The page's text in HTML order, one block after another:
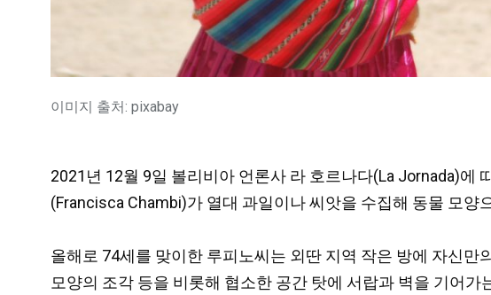
이미지 출처: pixabay
2021년 12월 9일 볼리비아 언론사 라 호르나다(La Jornada)에
(Francisca Chambi)가 열대 과일이나 씨앗을 수집해 동물 모
올해로 74세를 맞이한 루피노씨는 외딴 지역 작은 방에 자신만
모양의 조각 등을 비롯해 협소한 공간 탓에 서랍과 벽을 기어